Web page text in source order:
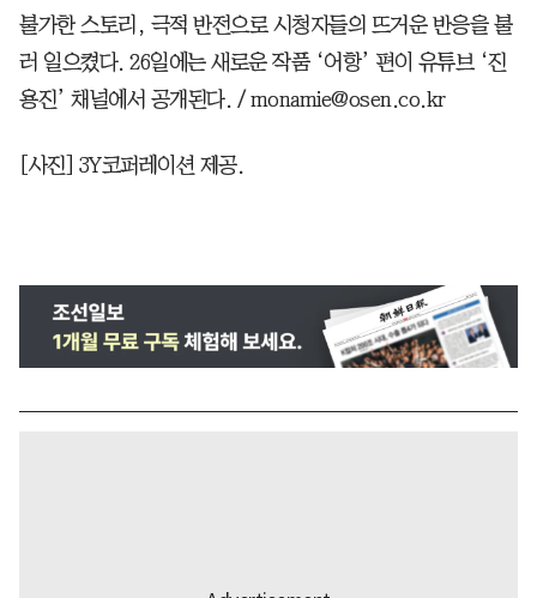
불가한 스토리, 극적 반전으로 시청자들의 뜨거운 반응을 불
러 일으켰다. 26일에는 새로운 작품 ‘어항’ 편이 유튜브 ‘진
용진’ 채널에서 공개된다. / monamie@osen.co.kr
[사진] 3Y코퍼레이션 제공.